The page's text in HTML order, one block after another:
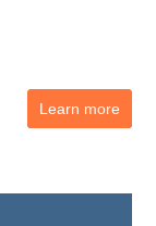
Learn more